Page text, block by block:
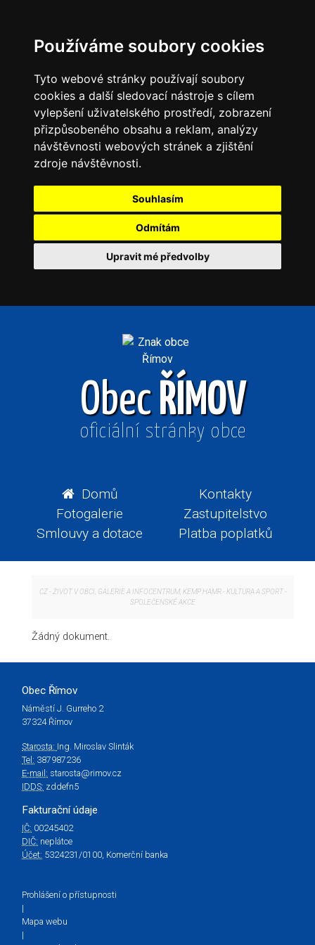
Používáme soubory cookies
Tyto webové stránky používají soubory
cookies a další sledovací nástroje s cílem
vylepšení uživatelského prostředí, zobrazení
přizpůsobeného obsahu a reklam, analýzy
návštěvnosti webových stránek a zjištění
zdroje návštěvnosti.
Souhlasím
Odmítám
Upravit mé předvolby
ObecŘÍMOV
oficiální stránky obce
Domů
Kontakty
Fotogalerie
Zastupitelstvo
Smlouvy a dotace
Platba poplatků
CZ- ŽIVOT V OBCI, GALERIE A INFOCENTRUM, KEMP HAMR- KULTURA A SPORT-
SPOLEČENSKÉ AKCE
Žádný dokument.
Obec Římov
Náměstí J. Gurreho 2
37324 Římov
Starosta: Ing. Miroslav Slinták
Tel: 387987236
E-mail: starosta@rimov.cz
IDDS: zddefn5
Fakturační údaje
IČ: 00245402
DIČ: neplátce
Účet: 5324231/0100, Komerční banka
Prohlášení o přístupnosti
|
Mapa webu
|